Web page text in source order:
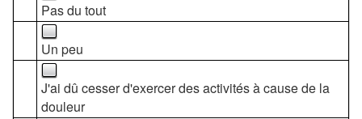
Pas du tout
Un peu
J'ai dû cesser d'exercer des activités à cause de la
douleur